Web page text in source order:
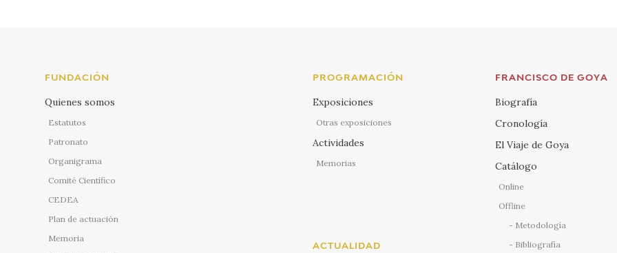
FUNDACIÓN
Quienes somos
Estatutos
Patronato
Organigrama
Comité Científico
CEDEA
Plan de actuación
Memoria
PROGRAMACIÓN
Exposiciones
Otras exposiciones
Actividades
Memorias
ACTUALIDAD
FRANCISCO DE GOYA
Biografía
Cronología
El Viaje de Goya
Catálogo
Online
Offline
Metodología
Bibliografía